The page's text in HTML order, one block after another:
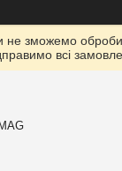
зможемо
всі